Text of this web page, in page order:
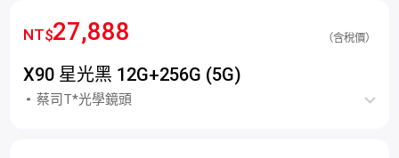
NT$27,888 （含稅價）
X90 星光黑 12G+256G (5G)
蔡司T*光學鏡頭